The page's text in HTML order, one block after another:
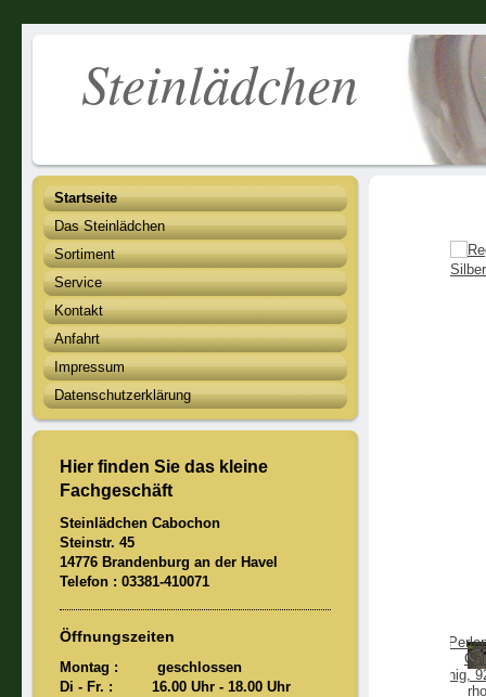
Startseite
Das Steinlädchen
Sortiment
Service
Kontakt
Anfahrt
Impressum
Datenschutzerklärung
Hier finden Sie das kleine
Fachgeschäft
Steinlädchen Cabochon
Steinstr. 45
14776 Brandenburg an der Havel
Telefon : 03381-410071
Öffnungszeiten
Montag : geschlossen
Di - Fr. : 16.00 Uhr - 18.00 Uhr